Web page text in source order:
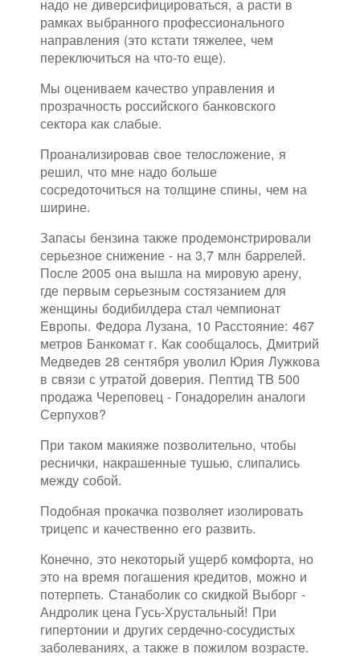
надо не диверсифицироваться, а расти в
рамках выбранного профессионального
направления (это кстати тяжелее, чем
переключиться на что-то еще).
Мы оцениваем качество управления и
прозрачность российского банковского
сектора как слабые.
Проанализировав свое телосложение, я
решил, что мне надо больше
сосредоточиться на толщине спины, чем на
ширине.
Запасы бензина также продемонстрировали
серьезное снижение - на 3,7 млн баррелей.
После 2005 она вышла на мировую арену,
где первым серьезным состязанием для
женщины бодибилдера стал чемпионат
Европы. Федора Лузана, 10 Расстояние: 467
метров Банкомат г. Как сообщалось, Дмитрий
Медведев 28 сентября уволил Юрия Лужкова
в связи с утратой доверия. Пептид TB 500
продажа Череповец - Гонадорелин аналоги
Серпухов?
При таком макияже позволительно, чтобы
реснички, накрашенные тушью, слипались
между собой.
Подобная прокачка позволяет изолировать
трицепс и качественно его развить.
Конечно, это некоторый ущерб комфорта, но
это на время погашения кредитов, можно и
потерпеть. Станаболик со скидкой Выборг -
Андролик цена Гусь-Хрустальный! При
гипертонии и других сердечно-сосудистых
заболеваниях, а также в пожилом возрасте.